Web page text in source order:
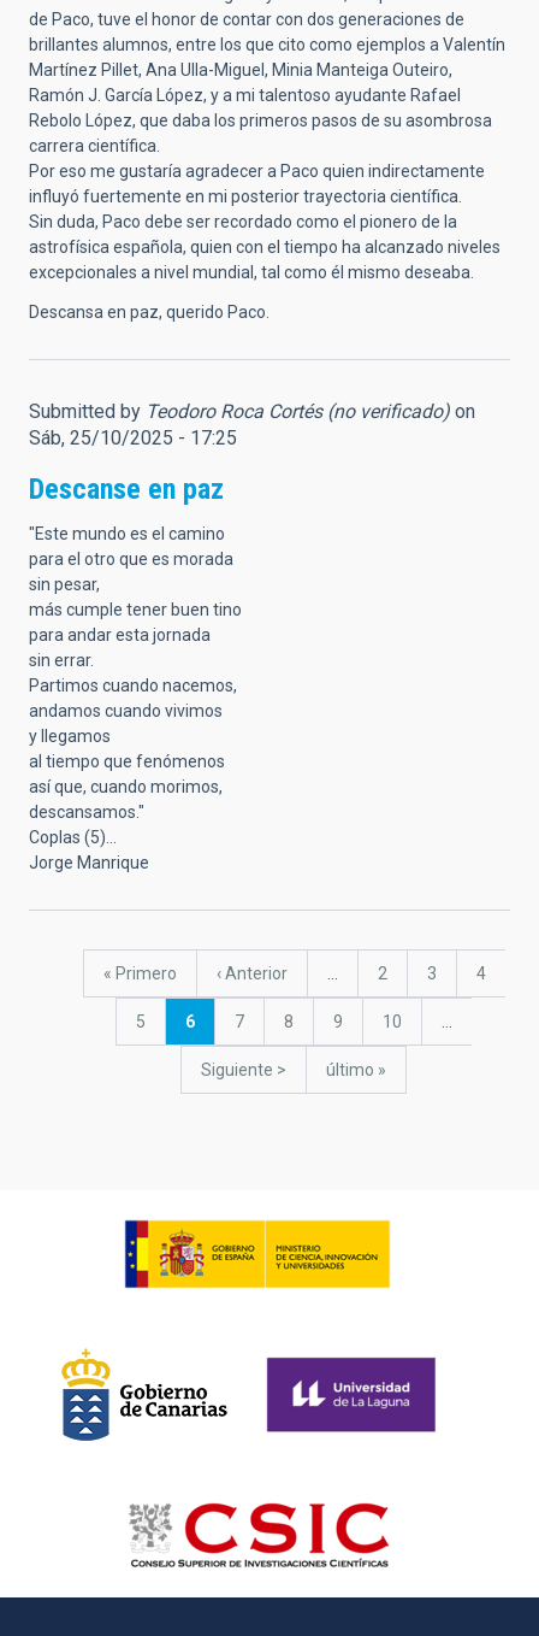
de Paco, tuve el honor de contar con dos generaciones de
brillantes alumnos, entre los que cito como ejemplos a Valentín
Martínez Pillet, Ana Ulla-Miguel, Minia Manteiga Outeiro,
Ramón J. García López, y a mi talentoso ayudante Rafael
Rebolo López, que daba los primeros pasos de su asombrosa
carrera científica.
Por eso me gustaría agradecer a Paco quien indirectamente
influyó fuertemente en mi posterior trayectoria científica.
Sin duda, Paco debe ser recordado como el pionero de la
astrofísica española, quien con el tiempo ha alcanzado niveles
excepcionales a nivel mundial, tal como él mismo deseaba.
Descansa en paz, querido Paco.
Submitted by Teodoro Roca Cortés (no verificado) on
Sáb, 25/10/2025 - 17:25
Descanse en paz
"Este mundo es el camino
para el otro que es morada
sin pesar,
más cumple tener buen tino
para andar esta jornada
sin errar.
Partimos cuando nacemos,
andamos cuando vivimos
y llegamos
al tiempo que fenómenos
así que, cuando morimos,
descansamos."
Coplas (5)...
Jorge Manrique
PaginaciónPrimera
« Primero
Página
‹ Anterior … Página
2 Página
3 Página
4
Página
5
Página
6 Página
7 Página
8 Página
9 Página
10 …
Siguiente
Siguiente >
última
último »